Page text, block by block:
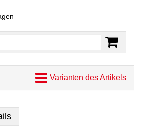
Varianten des Artikels